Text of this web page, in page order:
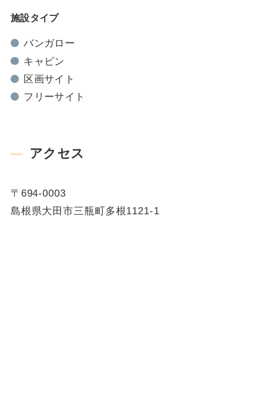
施設タイプ
バンガロー
キャビン
区画サイト
フリーサイト
アクセス
〒694-0003
島根県大田市三瓶町多根1121-1